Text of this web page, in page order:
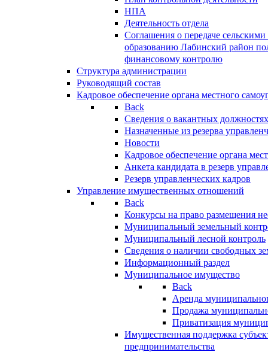
НПА
Деятельность отдела
Соглашения о передаче
образованию Лабинский район
финансовому контролю
Структура администрации
Руководящий состав
Кадровое обеспечение органа местного
Back
Сведения о вакантных
Назначенные из резерва
Новости
Кадровое обеспечение органа
Анкета кандидата в резерв
Резерв управленческих кадров
Управление имущественных отношений
Back
Конкурсы на право размещения
Муниципальный земельный
Муниципальный лесной контроль
Сведения о наличии свободных
Информационный раздел
Муниципальное имущество
Back
Аренда
Продажа
Приватизация
Имущественная поддержка
предпринимательства